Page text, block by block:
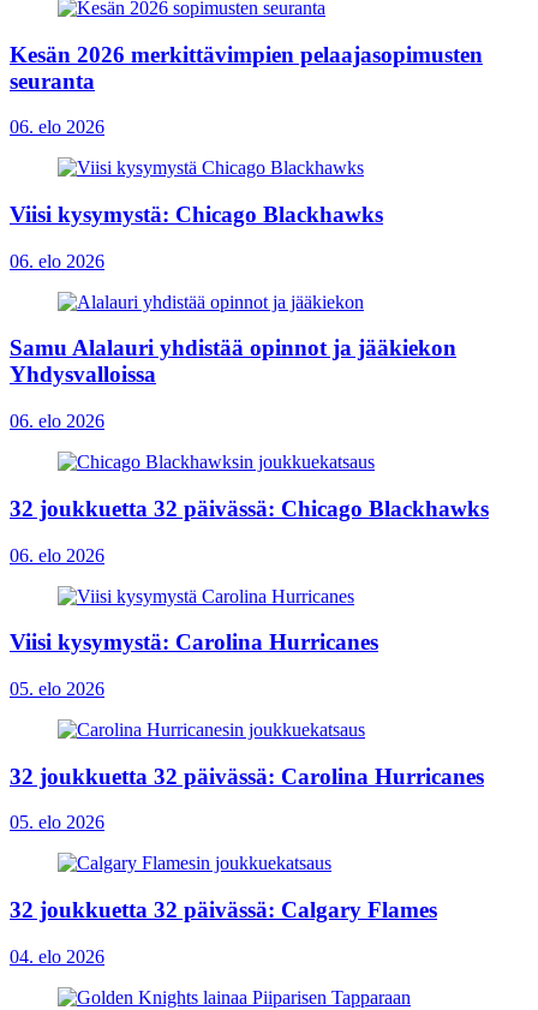
Kesän 2026 merkittävimpien pelaajasopimusten
seuranta
06. elo 2026
Viisi kysymystä: Chicago Blackhawks
06. elo 2026
Samu Alalauri yhdistää opinnot ja jääkiekon
Yhdysvalloissa
06. elo 2026
32 joukkuetta 32 päivässä: Chicago Blackhawks
06. elo 2026
Viisi kysymystä: Carolina Hurricanes
05. elo 2026
32 joukkuetta 32 päivässä: Carolina Hurricanes
05. elo 2026
32 joukkuetta 32 päivässä: Calgary Flames
04. elo 2026